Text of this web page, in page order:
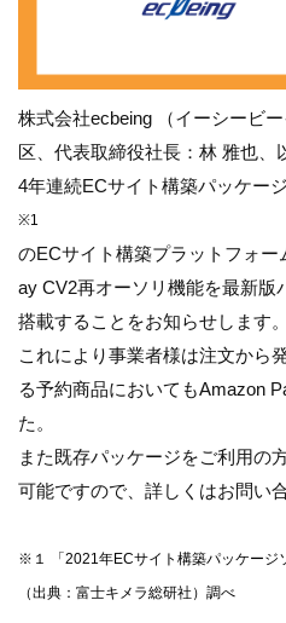
株式会社ecbeing （イーシービ
区、代表取締役社長：林 雅也、
4年連続ECサイト構築パッケー
※1
のECサイト構築プラットフォ
ay CV2再オーソリ機能を最新版
搭載することをお知らせします。
これにより事業者様は注文から
る予約商品においてもAmazon
た。
また既存パッケージをご利用の
可能ですので、詳しくはお問い
※１ 「2021年ECサイト構築パッケージ
（出典：富士キメラ総研社）調べ